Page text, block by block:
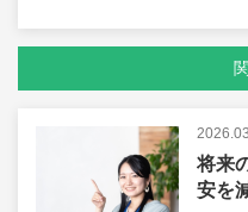
将来
安を